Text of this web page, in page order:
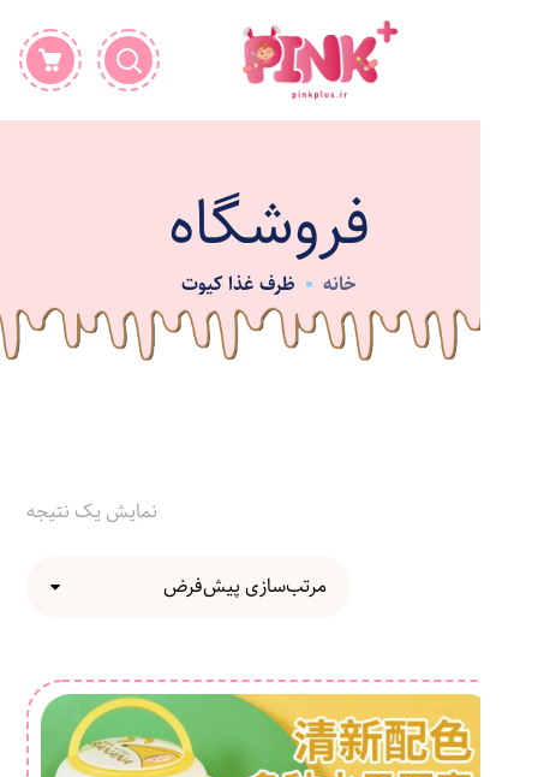
فروشگاه
خانه ظرف غذا کیوت
نمایش یک نتیجه